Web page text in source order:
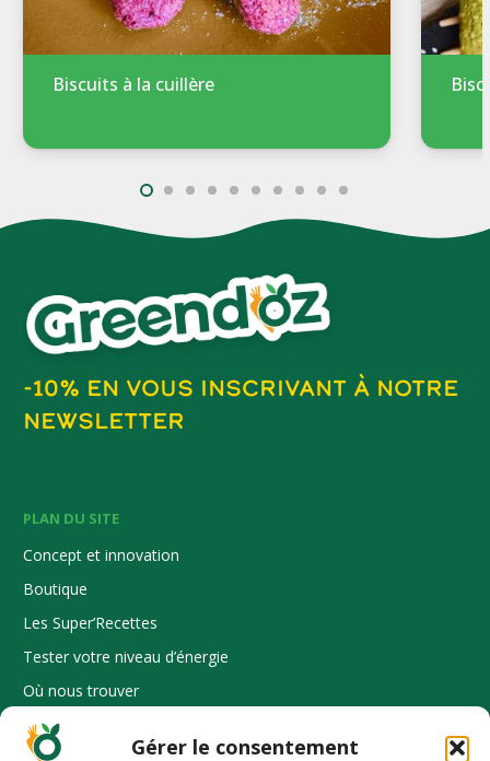
Gérer le consentement
Biscuits à la cuillère
-10% EN VOUS INSCRIVANT À NOTRE
NEWSLETTER
PLAN DU SITE
Concept et innovation
Boutique
Les Super’Recettes
Tester votre niveau d’énergie
Où nous trouver
Espace Pro